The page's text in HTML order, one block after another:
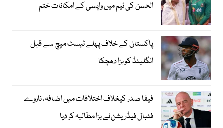
الحسن کی ٹیم میں واپسی کے امکانات ختم
پاکستان کے خلاف پہلے ٹیسٹ میچ سے قبل
انگلینڈ کو بڑا دھچکا
فیفا صدر کیخلاف اختلافات میں اضافہ، ناروے
فٹبال فیڈریشن نے بڑا مطالبہ کر دیا